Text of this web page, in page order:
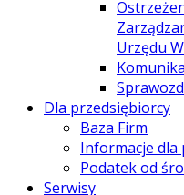
Urzędu
Dla przedsiębiorcy
Baza Firm
Informacje dla
Podatek od
Serwisy